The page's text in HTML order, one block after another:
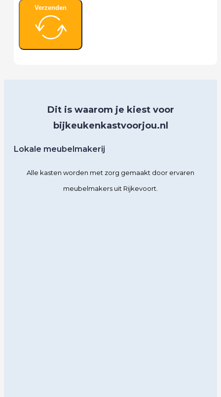
Verzenden
Dit is waarom je kiest voor
bijkeukenkastvoorjou.nl
Lokale meubelmakerij
Alle kasten worden met zorg gemaakt door ervaren
meubelmakers uit Rijkevoort.